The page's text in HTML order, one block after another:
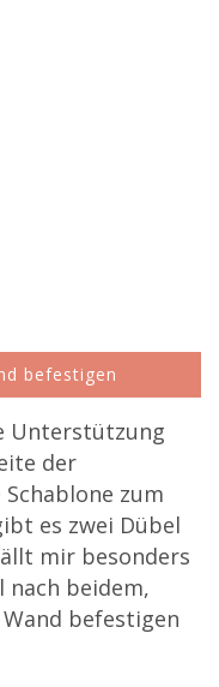
befestigen
Unterstützung
der
zum
es zwei Dübel
mir besonders
nach beidem,
befestigen